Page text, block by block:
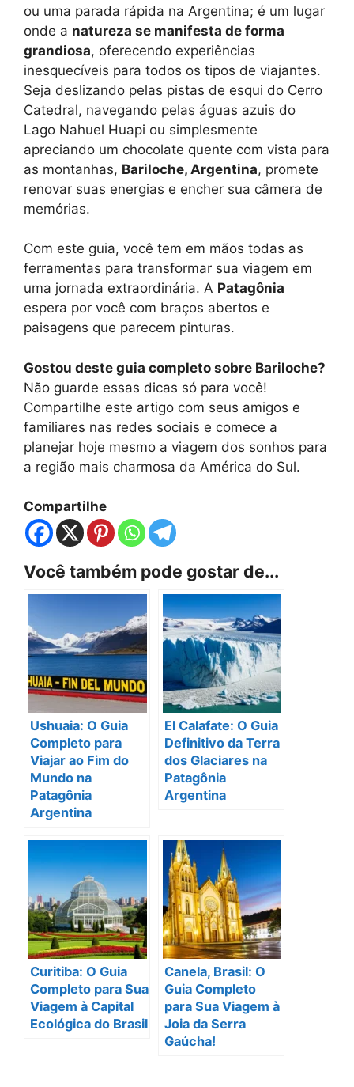
ou uma parada rápida na Argentina; é um lugar
onde a natureza se manifesta de forma
grandiosa, oferecendo experiências
inesquecíveis para todos os tipos de viajantes.
Seja deslizando pelas pistas de esqui do Cerro
Catedral, navegando pelas águas azuis do
Lago Nahuel Huapi ou simplesmente
apreciando um chocolate quente com vista para
as montanhas, Bariloche, Argentina, promete
renovar suas energias e encher sua câmera de
memórias.
Com este guia, você tem em mãos todas as
ferramentas para transformar sua viagem em
uma jornada extraordinária. A Patagônia
espera por você com braços abertos e
paisagens que parecem pinturas.
Gostou deste guia completo sobre Bariloche?
Não guarde essas dicas só para você!
Compartilhe este artigo com seus amigos e
familiares nas redes sociais e comece a
planejar hoje mesmo a viagem dos sonhos para
a região mais charmosa da América do Sul.
Compartilhe
Você também pode gostar de...
Ushuaia: O Guia
Completo para
Viajar ao Fim do
Mundo na
Patagônia
Argentina
El Calafate: O Guia
Definitivo da Terra
dos Glaciares na
Patagônia
Argentina
Curitiba: O Guia
Completo para Sua
Viagem à Capital
Ecológica do Brasil
Canela, Brasil: O
Guia Completo
para Sua Viagem à
Joia da Serra
Gaúcha!